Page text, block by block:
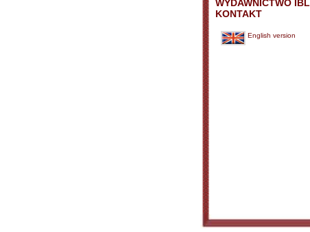
WYDAWNICTWO IBL
KONTAKT
English version